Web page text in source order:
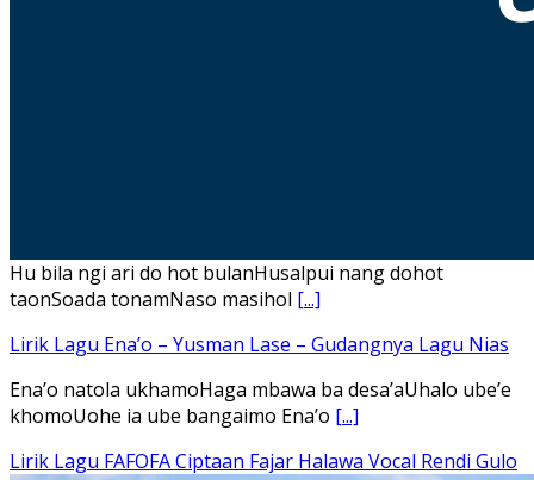
Hu bila ngi ari do hot bulanHusalpui nang dohot
taonSoada tonamNaso masihol [...]
Lirik Lagu Ena’o – Yusman Lase – Gudangnya Lagu Nias